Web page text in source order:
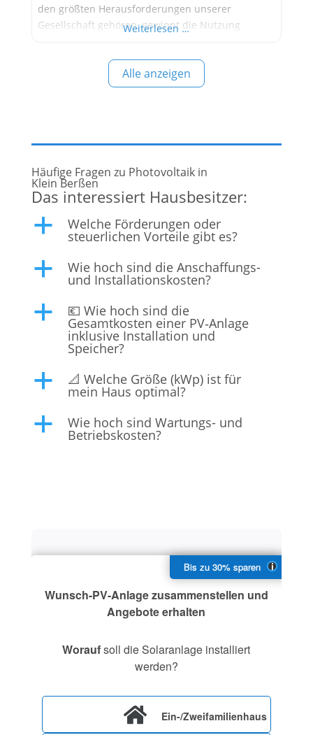
den größten Herausforderungen unserer
Gesellschaft gehören, gewinnt die Nutzung
Bedeutung. Eine der effizientesten und
umweltfreundlichsten Methoden zur
Energiegewinnung ist die Photovoltaik. Diese
Weiterlesen …
Alle anzeigen
Häufige Fragen zu Photovoltaik in
Klein Berßen
Das interessiert Hausbesitzer:
a Welche Förderungen oder
steuerlichen Vorteile gibt es?
a Wie hoch sind die Anschaffungs-
und Installationskosten?
a 💶 Wie hoch sind die
Gesamtkosten einer PV‑Anlage
inklusive Installation und
Speicher?
a 📐 Welche Größe (kWp) ist für
mein Haus optimal?
a Wie hoch sind Wartungs- und
Betriebskosten?
Wunsch-PV-Anlage zusammenstellen und
Angebote erhalten
Woraufsoll die Solaranlage installiert
werden?
Ein-/Zweifamilienhaus